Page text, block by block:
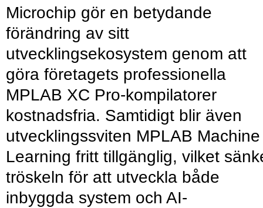
Microchip gör en betydande
förändring av sitt
utvecklingsekosystem genom att
göra företagets professionella
MPLAB XC Pro-kompilatorer
kostnadsfria. Samtidigt blir även
utvecklingssviten MPLAB Machine
Learning fritt tillgänglig, vilket
tröskeln för att utveckla både
inbyggda system och AI-